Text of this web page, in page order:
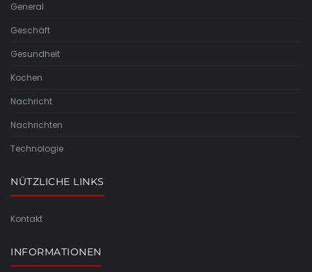
General
Geschäft
Gesundheit
Kochen
Nachricht
Nachrichten
Technologie
NÜTZLICHE LINKS
Kontakt
INFORMATIONEN